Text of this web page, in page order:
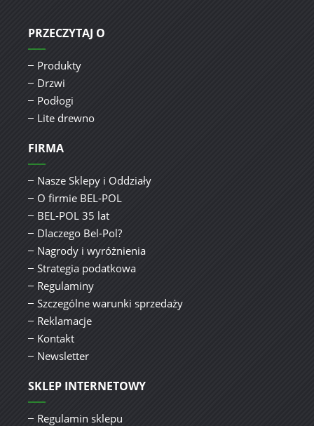
PRZECZYTAJ O
Produkty
Drzwi
Podłogi
Lite drewno
FIRMA
Nasze Sklepy i Oddziały
O firmie BEL-POL
BEL-POL 35 lat
Dlaczego Bel-Pol?
Nagrody i wyróżnienia
Strategia podatkowa
Regulaminy
Szczególne warunki sprzedaży
Reklamacje
Kontakt
Newsletter
SKLEP INTERNETOWY
Regulamin sklepu